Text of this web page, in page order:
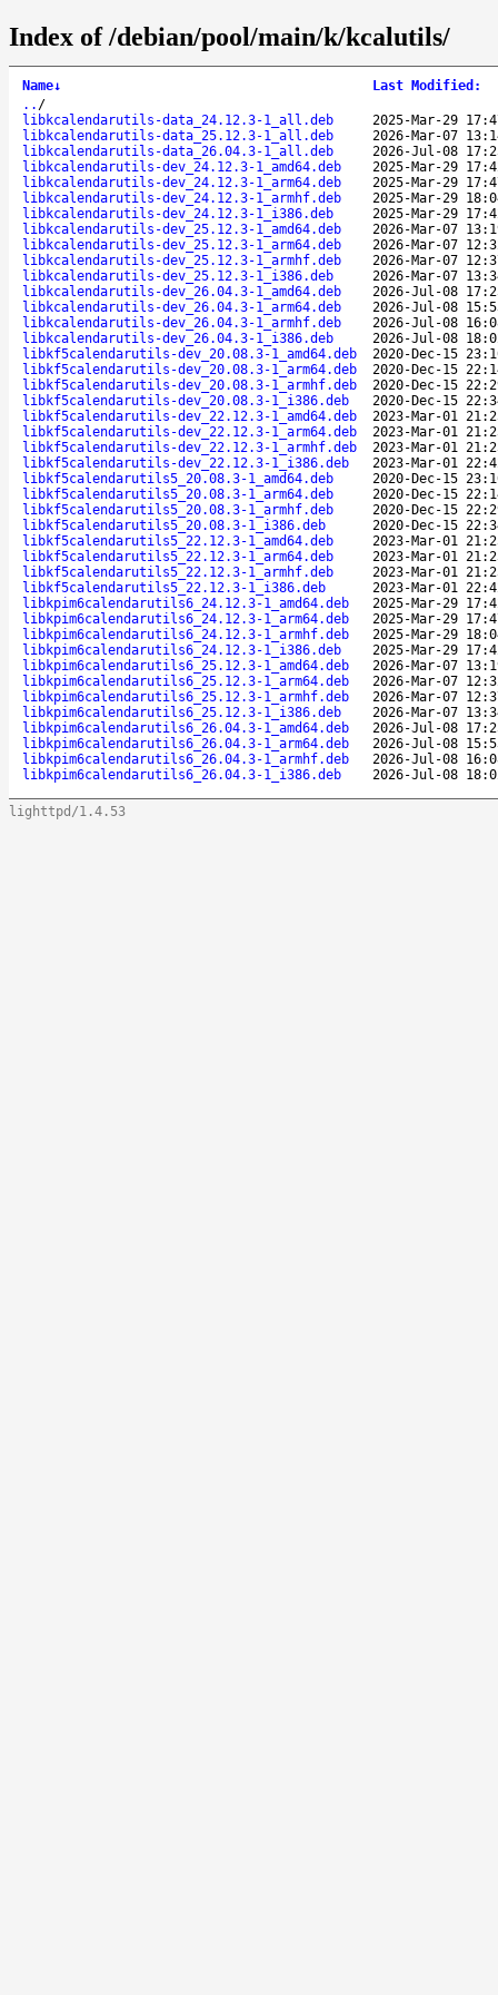
Index of /debian/pool/main/k/kcalutils/
Name↓ Last Modified :
.. /
libkcalendarutils-data_24.12.3-1_all.deb
2025-Mar-29
libkcalendarutils-data_25.12.3-1_all.deb
2026-Mar-07
libkcalendarutils-data_26.04.3-1_all.deb
2026-Jul-08
libkcalendarutils-dev_24.12.3-1_amd64.deb
2025-Mar-29
libkcalendarutils-dev_24.12.3-1_arm64.deb
2025-Mar-29
libkcalendarutils-dev_24.12.3-1_armhf.deb
2025-Mar-29
libkcalendarutils-dev_24.12.3-1_i386.deb
2025-Mar-29
libkcalendarutils-dev_25.12.3-1_amd64.deb
2026-Mar-07
libkcalendarutils-dev_25.12.3-1_arm64.deb
2026-Mar-07
libkcalendarutils-dev_25.12.3-1_armhf.deb
2026-Mar-07
libkcalendarutils-dev_25.12.3-1_i386.deb
2026-Mar-07
libkcalendarutils-dev_26.04.3-1_amd64.deb
2026-Jul-08
libkcalendarutils-dev_26.04.3-1_arm64.deb
2026-Jul-08
libkcalendarutils-dev_26.04.3-1_armhf.deb
2026-Jul-08
libkcalendarutils-dev_26.04.3-1_i386.deb
2026-Jul-08
libkf5calendarutils-dev_20.08.3-1_amd64.deb
2020-Dec-15
libkf5calendarutils-dev_20.08.3-1_arm64.deb
2020-Dec-15
libkf5calendarutils-dev_20.08.3-1_armhf.deb
2020-Dec-15
libkf5calendarutils-dev_20.08.3-1_i386.deb
2020-Dec-15
libkf5calendarutils-dev_22.12.3-1_amd64.deb
2023-Mar-01
libkf5calendarutils-dev_22.12.3-1_arm64.deb
2023-Mar-01
libkf5calendarutils-dev_22.12.3-1_armhf.deb
2023-Mar-01
libkf5calendarutils-dev_22.12.3-1_i386.deb
2023-Mar-01
libkf5calendarutils5_20.08.3-1_amd64.deb
2020-Dec-15
libkf5calendarutils5_20.08.3-1_arm64.deb
2020-Dec-15
libkf5calendarutils5_20.08.3-1_armhf.deb
2020-Dec-15
libkf5calendarutils5_20.08.3-1_i386.deb
2020-Dec-15
libkf5calendarutils5_22.12.3-1_amd64.deb
2023-Mar-01
libkf5calendarutils5_22.12.3-1_arm64.deb
2023-Mar-01
libkf5calendarutils5_22.12.3-1_armhf.deb
2023-Mar-01
libkf5calendarutils5_22.12.3-1_i386.deb
2023-Mar-01
libkpim6calendarutils6_24.12.3-1_amd64.deb
2025-Mar-29
libkpim6calendarutils6_24.12.3-1_arm64.deb
2025-Mar-29
libkpim6calendarutils6_24.12.3-1_armhf.deb
2025-Mar-29
libkpim6calendarutils6_24.12.3-1_i386.deb
2025-Mar-29
libkpim6calendarutils6_25.12.3-1_amd64.deb
2026-Mar-07
libkpim6calendarutils6_25.12.3-1_arm64.deb
2026-Mar-07
libkpim6calendarutils6_25.12.3-1_armhf.deb
2026-Mar-07
libkpim6calendarutils6_25.12.3-1_i386.deb
2026-Mar-07
libkpim6calendarutils6_26.04.3-1_amd64.deb
2026-Jul-08
libkpim6calendarutils6_26.04.3-1_arm64.deb
2026-Jul-08
libkpim6calendarutils6_26.04.3-1_armhf.deb
2026-Jul-08
libkpim6calendarutils6_26.04.3-1_i386.deb
2026-Jul-08
lighttpd/1.4.53